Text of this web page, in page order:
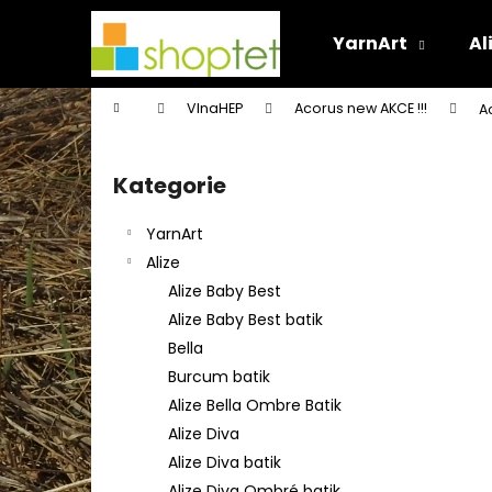
YarnArt
Domů VlnaHEP Acorus new AKCE !!!
P
o
s
t
r
a
n
n
í
p
a
n
Přeskočit
kategorie
Kategorie
YarnArt
Alize
Alize Baby Best
Alize Baby Best batik
Bella
Burcum batik
Alize Bella Ombre Batik
Alize Diva
Alize Diva batik
í
k
Zpět
do
obchodu
Zpět
do
obchodu